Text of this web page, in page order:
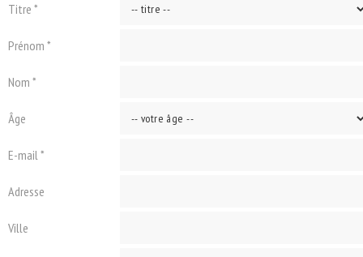
Titre *
Prénom *
Nom *
Âge
E-mail *
Adresse
Ville